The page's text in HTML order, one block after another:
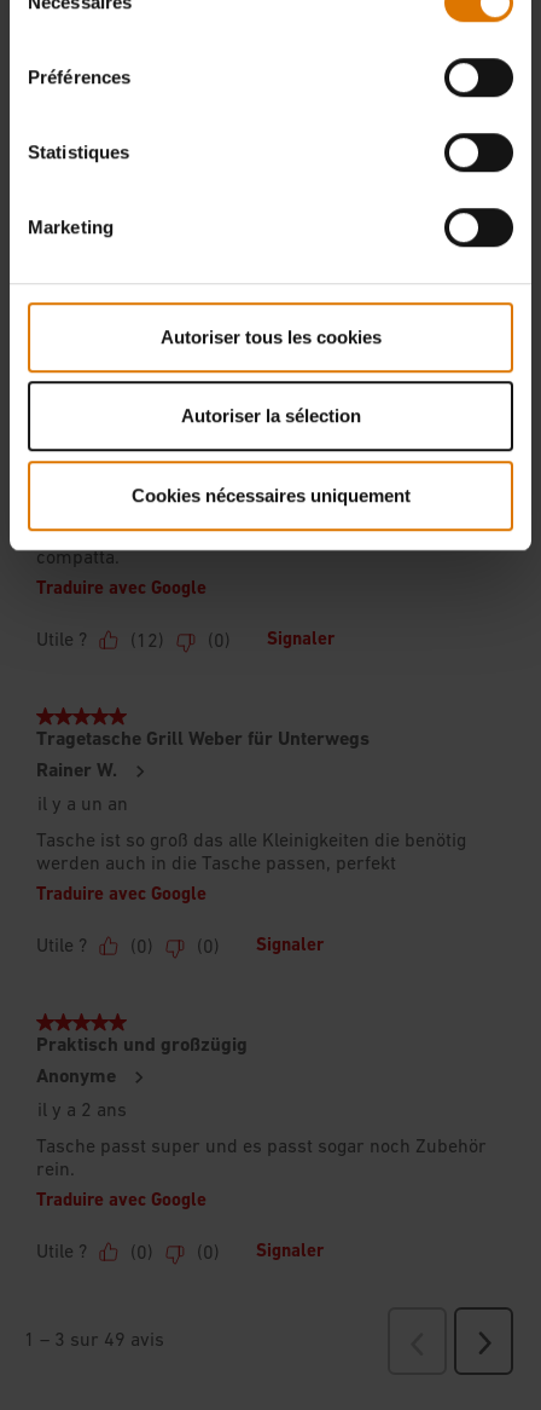
Préférences
Statistiques
Marketing
Autoriser tous les cookies
Autoriser la sélection
Cookies nécessaires uniquement